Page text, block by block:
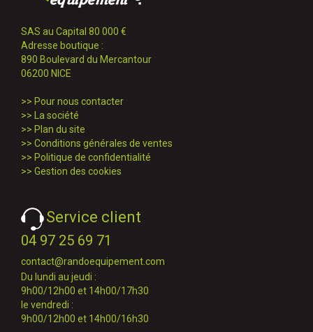
SAS au Capital 80 000 €
Adresse boutique :
890 Boulevard du Mercantour
06200 NICE
>> Pour nous contacter
>> La société
>> Plan du site
>> Conditions générales de ventes
>> Politique de confidentialité
>> Gestion des cookies
Service client
04 97 25 69 71
contact@randoequipement.com
Du lundi au jeudi :
9h00/12h00 et 14h00/17h30
le vendredi :
9h00/12h00 et 14h00/16h30